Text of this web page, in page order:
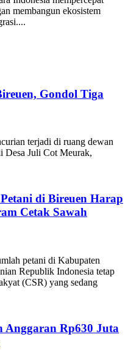
membangun ekosistem
Gondol Tiga
terjadi di ruang dewan
Desa Juli Cot Meurak,
di Bireuen Harap
Cetak Sawah
petani di Kabupaten
Republik Indonesia tetap
(CSR) yang sedang
Anggaran Rp630 Juta